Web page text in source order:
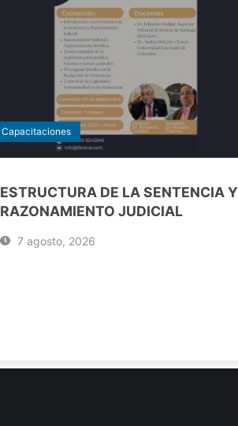
Capacitaciones
ESTRUCTURA DE LA SENTENCIA Y
RAZONAMIENTO JUDICIAL
7 agosto, 2026